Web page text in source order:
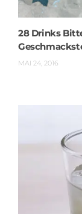
28 Drinks
MAI 24, 2016